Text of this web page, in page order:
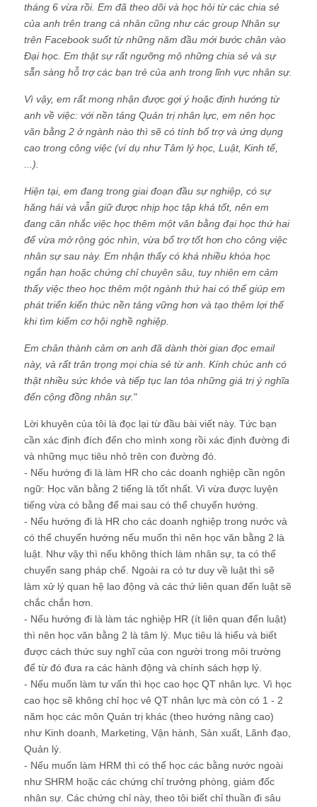
tháng 6 vừa rồi. Em đã theo dõi và học hỏi từ các chia sẻ
của anh trên trang cá nhân cũng như các group Nhân sự
trên Facebook suốt từ những năm đầu mới bước chân vào
Đại học. Em thật sự rất ngưỡng mộ những chia sẻ và sự
sẵn sàng hỗ trợ các bạn trẻ của anh trong lĩnh vực nhân sự.
Vì vậy, em rất mong nhận được gợi ý hoặc định hướng từ
anh về việc: với nền tảng Quản trị nhân lực, em nên học
văn bằng 2 ở ngành nào thì sẽ có tính bổ trợ và ứng dụng
cao trong công việc (ví dụ như Tâm lý học, Luật, Kinh tế,
...).
Hiện tại, em đang trong giai đoạn đầu sự nghiệp, có sự
hăng hái và vẫn giữ được nhịp học tập khá tốt, nên em
đang cân nhắc việc học thêm một văn bằng đại học thứ hai
để vừa mở rộng góc nhìn, vừa bổ trợ tốt hơn cho công việc
nhân sự sau này. Em nhận thấy có khá nhiều khóa học
ngắn hạn hoặc chứng chỉ chuyên sâu, tuy nhiên em cảm
thấy việc theo học thêm một ngành thứ hai có thể giúp em
phát triển kiến thức nền tảng vững hơn và tạo thêm lợi thế
khi tìm kiếm cơ hội nghề nghiệp.
Em chân thành cảm ơn anh đã dành thời gian đọc email
này, và rất trân trọng mọi chia sẻ từ anh. Kính chúc anh có
thật nhiều sức khỏe và tiếp tục lan tỏa những giá trị ý nghĩa
đến cộng đồng nhân sự."
Lời khuyên của tôi là đọc lại từ đầu bài viết này. Tức bạn
cần xác định đích đến cho mình xong rồi xác định đường đi
và những mục tiêu nhỏ trên con đường đó.
- Nếu hướng đi là làm HR cho các doanh nghiệp cần ngôn
ngữ: Học văn bằng 2 tiếng là tốt nhất. Vì vừa được luyện
tiếng vừa có bằng để mai sau có thể chuyển hướng.
- Nếu hướng đi là HR cho các doanh nghiệp trong nước và
có thể chuyển hướng nếu muốn thì nên học văn bằng 2 là
luật. Như vậy thì nếu không thích làm nhân sự, ta có thể
chuyển sang pháp chế. Ngoài ra có tư duy về luật thì sẽ
làm xử lý quan hệ lao động và các thứ liên quan đến luật sẽ
chắc chắn hơn.
- Nếu hướng đi là làm tác nghiệp HR (ít liên quan đến luật)
thì nên học văn bằng 2 là tâm lý. Mục tiêu là hiểu và biết
được cách thức suy nghĩ của con người trong môi trường
để từ đó đưa ra các hành động và chính sách hợp lý.
- Nếu muốn làm tư vấn thì học cao học QT nhân lực. Vì học
cao học sẽ không chỉ học vê QT nhân lực mà còn có 1 - 2
năm học các môn Quản trị khác (theo hướng nâng cao)
như Kinh doanh, Marketing, Vận hành, Sản xuất, Lãnh đạo,
Quản lý.
- Nếu muốn làm HRM thì có thể học các bằng nước ngoài
như SHRM hoặc các chứng chỉ trưởng phòng, giám đốc
nhân sự. Các chứng chỉ này, theo tôi biết chỉ thuần đi sâu